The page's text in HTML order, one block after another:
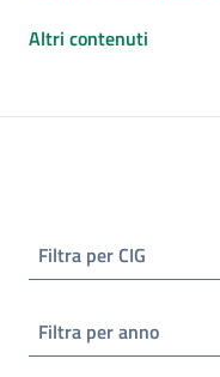
Altri contenuti
Filtra per CIG
Filtra per anno